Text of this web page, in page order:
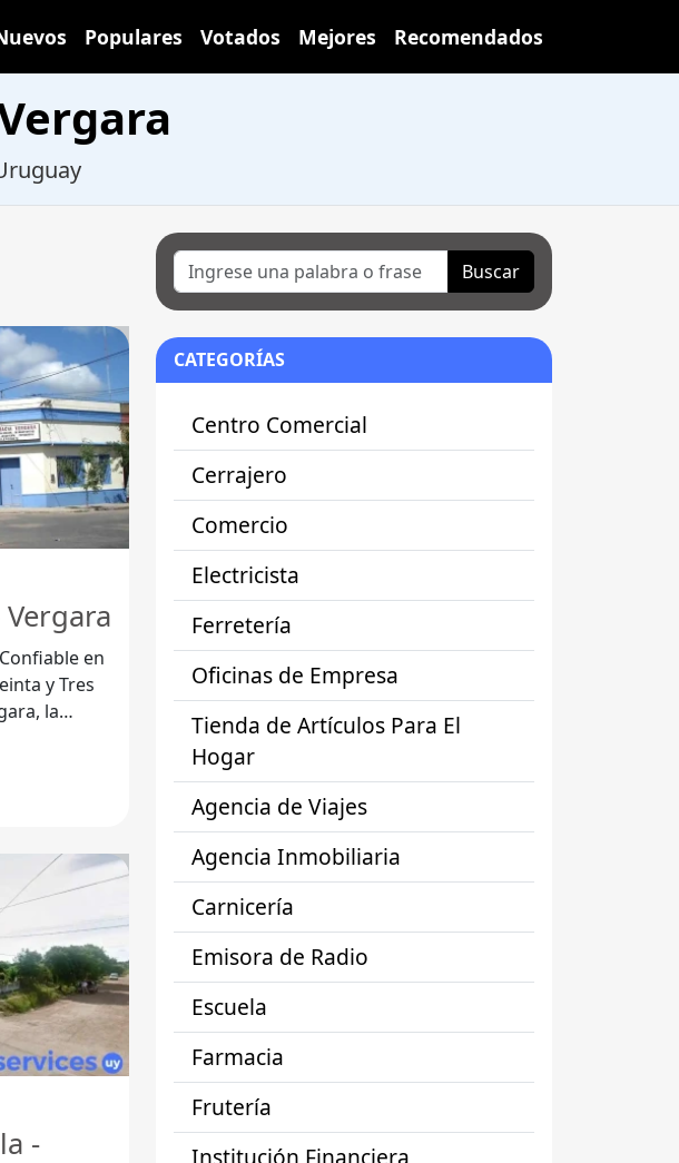
Populares Votados Mejores Recomendados
en
y Tres
la
-
Buscar
CATEGORÍAS
Centro Comercial
Cerrajero
Comercio
Electricista
Ferretería
Oficinas de Empresa
Tienda de Artículos Para El
Hogar
Agencia de Viajes
Agencia Inmobiliaria
Carnicería
Emisora de Radio
Escuela
Farmacia
Frutería
Institución Financiera